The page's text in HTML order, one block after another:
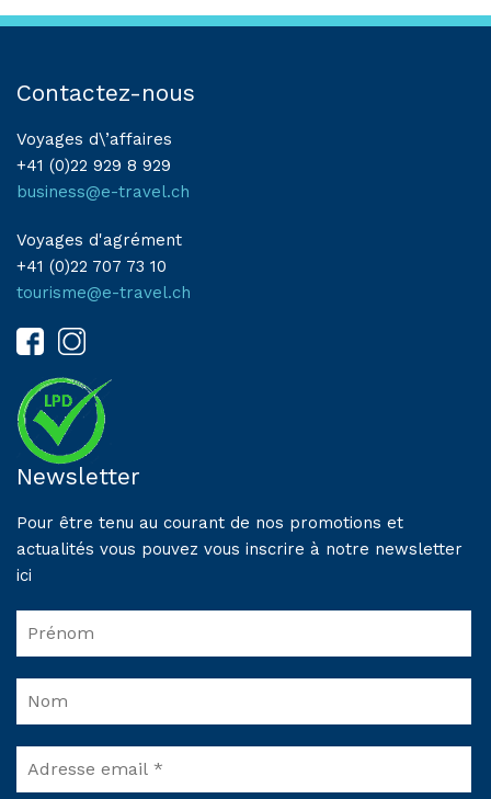
Contactez-nous
Voyages d\’affaires
+41 (0)22 929 8 929
business@e-travel.ch
Voyages d'agrément
+41 (0)22 707 73 10
tourisme@e-travel.ch
Newsletter
Pour être tenu au courant de nos promotions et
actualités vous pouvez vous inscrire à notre newsletter
ici